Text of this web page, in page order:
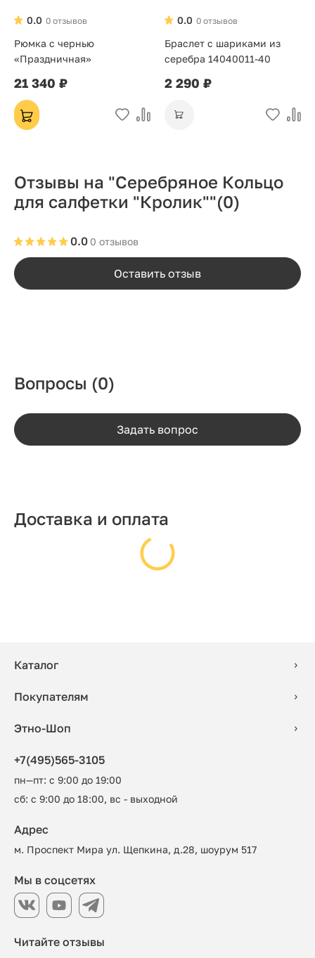
0 отзывов
0.0
Рюмка с чернью
«Праздничная»
21 340 ₽
0 отзывов
0.0
Браслет с шариками из
серебра 14040011-40
2 290 ₽
Отзывы на "Серебряное Кольцо
для салфетки "Кролик""(0)
0 отзывов
0.0
Оставить отзыв
Вопросы (0)
Задать вопрос
Доставка и оплата
Каталог
Покупателям
Этно-Шоп
+7(495)565-3105
пн—пт: с 9:00 до 19:00
сб: с 9:00 до 18:00, вс - выходной
Читайте отзывы
Адрес
м. Проспект Мира ул. Щепкина, д.28, шоурум 517
Мы в соцсетях